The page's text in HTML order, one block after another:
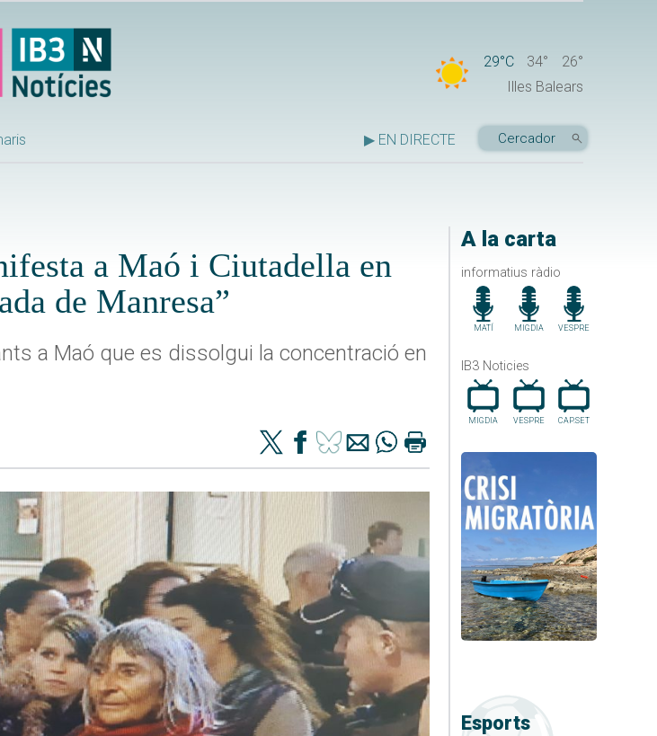
29°C 34°
26°
Illes Balears
▶ EN DIRECTE
A la carta
informatius ràdio
MATÍ MIGDIA VESPRE
IB3 Noticies
MIGDIA VESPRE CAP.SET
Esports
a Maó i Ciutadella en
de Manresa”
a Maó que es dissolgui la concentració en